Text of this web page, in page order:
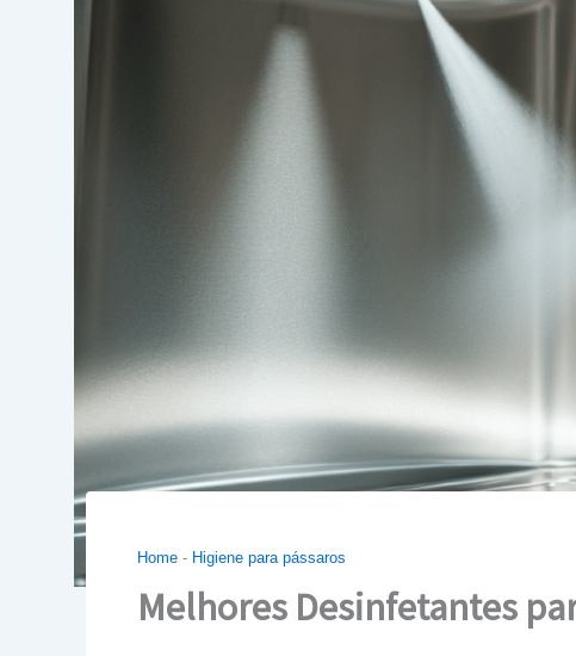
Home- Higiene para pássaros
Melhores Desinfetantes